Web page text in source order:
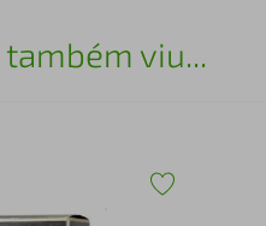
viu...